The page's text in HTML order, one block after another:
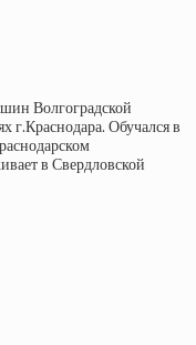
Волгоградской
г.Краснодара. Обучался в
в Свердловской